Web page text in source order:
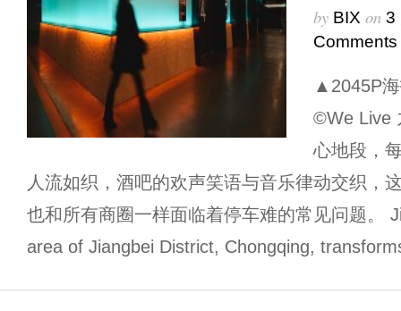
by BIX on 3
Comments
▲2045P
©We Live
心地段，
人流如织，酒吧的欢声笑语与音乐律动交织，
也和所有商圈一样面临着停车难的常见问题。
area of Jiangbei District, Chongqing,